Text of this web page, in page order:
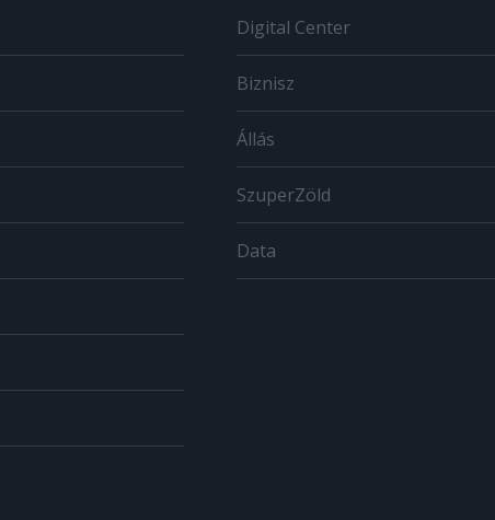
Digital Center
Biznisz
Állás
SzuperZöld
Data